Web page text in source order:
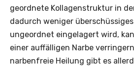
geordnete Kollagenstruktur in
dadurch weniger
ungeordnet eingelagert wird,
einer auffälligen Narbe
narbenfreie Heilung gibt es